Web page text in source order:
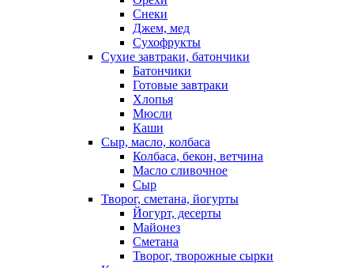
Снеки
Джем, мед
Сухофрукты
Сухие завтраки, батончики
Батончики
Готовые завтраки
Хлопья
Мюсли
Каши
Сыр, масло, колбаса
Колбаса, бекон, ветчина
Масло сливочное
Сыр
Творог, сметана, йогурты
Йогурт, десерты
Майонез
Сметана
Творог, творожные сырки